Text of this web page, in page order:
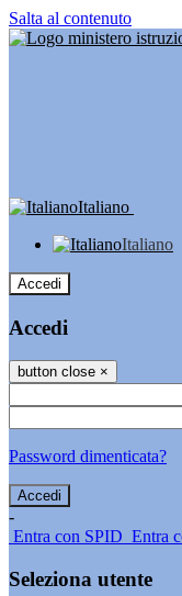
Salta al contenuto
Italiano
Italiano
Accedi
Accedi
button close ×
Password dimenticata?
-
Entra con SPID Entra
Seleziona utente